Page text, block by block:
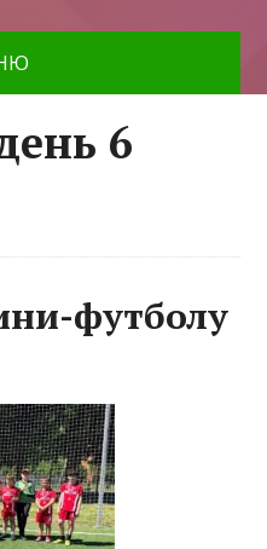
6
футболу